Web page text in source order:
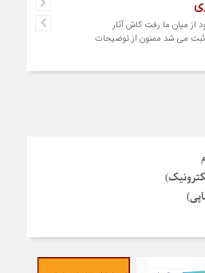
از میان ما رفت کاش آثار
می شد ممنون از توضیحات